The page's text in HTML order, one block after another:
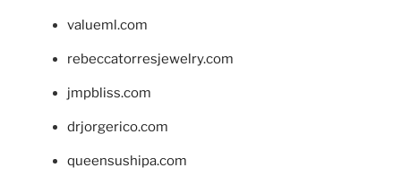
valueml.com
rebeccatorresjewelry.com
jmpbliss.com
drjorgerico.com
queensushipa.com